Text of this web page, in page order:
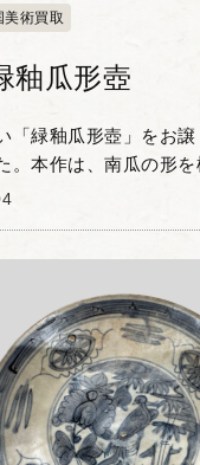
美術買取
釉瓜形壺
「緑釉瓜形壺」をお譲
。本作は、南瓜の形を
器体に、深い緑釉がか